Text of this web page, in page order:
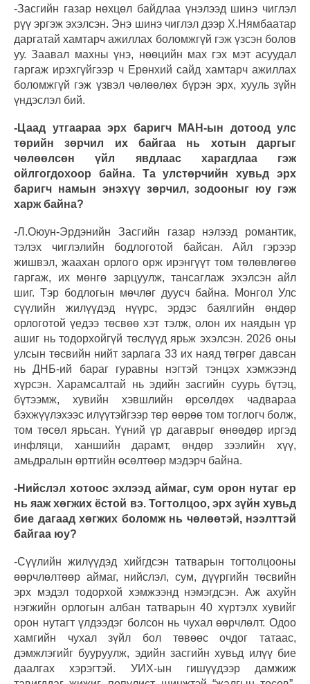
-Засгийн газар нөхцөл байдлаа үнэлээд шинэ чиглэл
рүү эргэж эхэлсэн. Энэ шинэ чиглэл дээр Х.Нямбаатар
даргатай хамтарч ажиллах боломжгүй гэж үзсэн болов
уу. Заавал махны үнэ, нөөцийн мах гэх мэт асуудал
гаргаж ирэхгүйгээр ч Ерөнхий сайд хамтарч ажиллах
боломжгүй гэж үзвэл чөлөөлөх бүрэн эрх, хууль зүйн
үндэслэл бий.
-Цаад утгаараа эрх баригч МАН-ын дотоод улс
төрийн зөрчил их байгаа нь хотын даргыг
чөлөөлсөн үйл явдлаас харагдлаа гэж
ойлгогдохоор байна. Та улстөрчийн хувьд эрх
баригч намын энэхүү зөрчил, зодооныг юу гэж
харж байна?
-Л.Оюун-Эрдэнийн Засгийн газар нэлээд романтик,
тэлэх чиглэлийн бодлоготой байсан. Айл гэрээр
жишвэл, жаахан орлого орж ирэнгүүт том төлөвлөгөө
гаргаж, их мөнгө зарцуулж, тансаглаж эхэлсэн айл
шиг. Тэр бодлогын мөчлөг дуусч байна. Монгол Улс
сүүлийн жилүүдэд нүүрс, эрдэс баялгийн өндөр
орлоготой үедээ төсвөө хэт тэлж, олон их наядын үр
ашиг нь тодорхойгүй төслүүд ярьж эхэлсэн. 2026 оны
улсын төсвийн нийт зарлага 33 их наяд төгрөг давсан
нь ДНБ-ий бараг гуравны нэгтэй тэнцэх хэмжээнд
хүрсэн. Харамсалтай нь эдийн засгийн суурь бүтэц,
бүтээмж, хувийн хэвшлийн өрсөлдөх чадвараа
бэхжүүлэхээс илүүтэйгээр төр өөрөө том тоглогч болж,
том төсөл ярьсан. Үүний үр дагаврыг өнөөдөр иргэд
инфляци, ханшийн дарамт, өндөр зээлийн хүү,
амьдралын өртгийн өсөлтөөр мэдэрч байна.
-Нийслэл хотоос эхлээд аймаг, сум орон нутаг ер
нь яаж хөгжих ёстой вэ. Тогтолцоо, эрх зүйн хувьд
бие дагаад хөгжих боломж нь чөлөөтэй, нээлттэй
байгаа юу?
-Сүүлийн жилүүдэд хийгдсэн татварын тогтолцооны
өөрчлөлтөөр аймаг, нийслэл, сум, дүүргийн төсвийн
эрх мэдэл тодорхой хэмжээнд нэмэгдсэн. Аж ахуйн
нэгжийн орлогын албан татварын 40 хүртэлх хувийг
орон нутагт үлдээдэг болсон нь чухал өөрчлөлт. Одоо
хамгийн чухал зүйл бол төвөөс очдог татаас,
дэмжлэгийг бууруулж, эдийн засгийн хувьд илүү бие
даалгах хэрэгтэй. УИХ-ын гишүүдээр дамжиж